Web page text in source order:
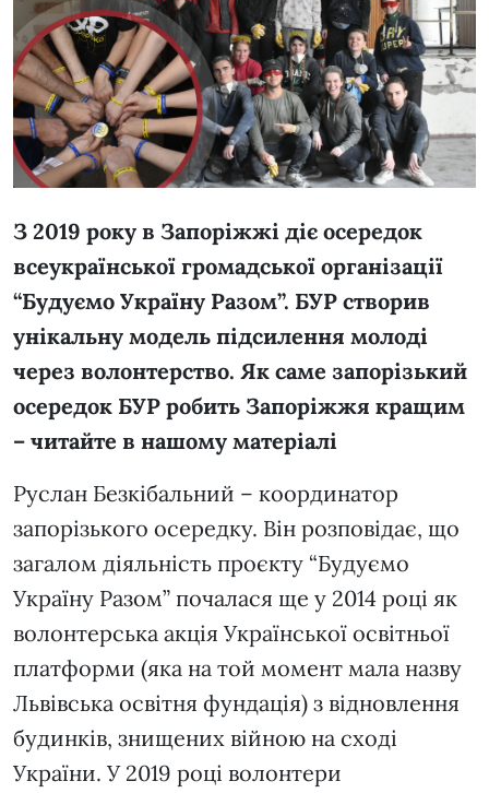
З 2019 року в Запоріжжі діє осередок
всеукраїнської громадської організації
“Будуємо Україну Разом”. БУР створив
унікальну модель підсилення молоді
через волонтерство. Як саме запорізький
осередок БУР робить Запоріжжя кращим
– читайте в нашому матеріалі
Руслан Безкібальний – координатор
запорізького осередку. Він розповідає, що
загалом діяльність проєкту “Будуємо
Україну Разом” почалася ще у 2014 році як
волонтерська акція Української освітньої
платформи (яка на той момент мала назву
Львівська освітня фундація) з відновлення
будинків, знищених війною на сході
України. У 2019 році волонтери